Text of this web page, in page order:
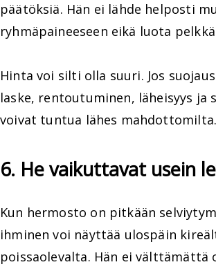
päätöksiä. Hän ei lähde helposti
ryhmäpaineeseen eikä luota
Hinta voi silti olla suuri. Jos
laske, rentoutuminen, läheisyys ja
voivat tuntua lähes mahdottomilta.
6. He vaikuttavat usein
Kun hermosto on pitkään
ihminen voi näyttää ulospäin
poissaolevalta. Hän ei välttämättä